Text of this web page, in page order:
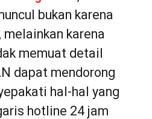
bukan karena
karena
memuat detail
dapat mendorong
hal-hal yang
hotline 24 jam